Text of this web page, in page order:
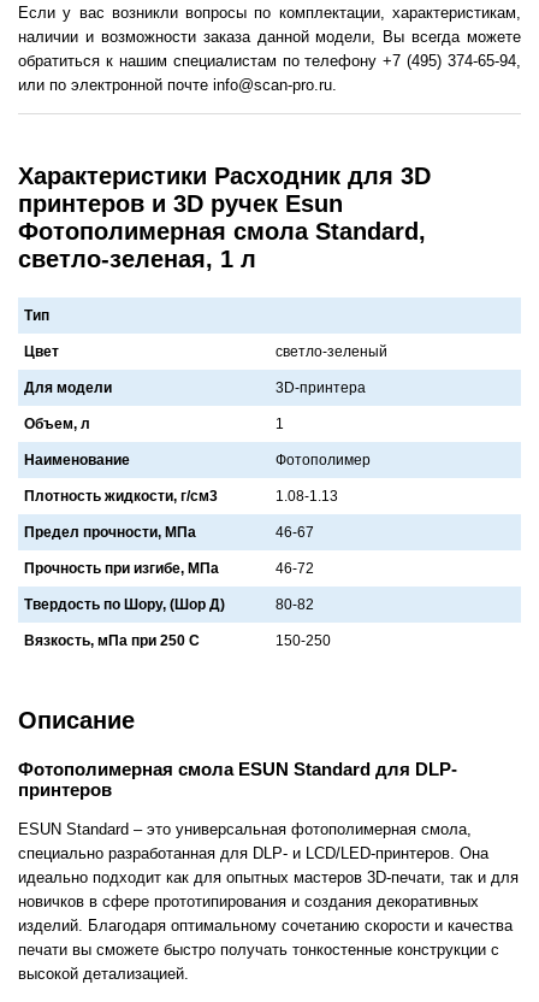
Если у вас возникли вопросы по комплектации, характеристикам,
наличии и возможности заказа данной модели, Вы всегда можете
обратиться к нашим специалистам по телефону +7 (495) 374-65-94,
или по электронной почте info@scan-pro.ru.
Характеристики Расходник для 3D
принтеров и 3D ручек Esun
Фотополимерная смола Standard,
светло-зеленая, 1 л
Тип
Цвет светло-зеленый
Для модели 3D-принтерa
Объем, л 1
Наименование Фотополимер
Плотность жидкости, г/см3 1.08-1.13
Предел прочности, МПа 46-67
Прочность при изгибе, МПа 46-72
Твердость по Шору, (Шор Д) 80-82
Вязкость, мПа при 250 С 150-250
Описание
Фотополимерная смола ESUN Standard для DLP-
принтеров
ESUN Standard – это универсальная фотополимерная смола,
специально разработанная для DLP- и LCD/LED-принтеров. Она
идеально подходит как для опытных мастеров 3D-печати, так и для
новичков в сфере прототипирования и создания декоративных
изделий. Благодаря оптимальному сочетанию скорости и качества
печати вы сможете быстро получать тонкостенные конструкции с
высокой детализацией.